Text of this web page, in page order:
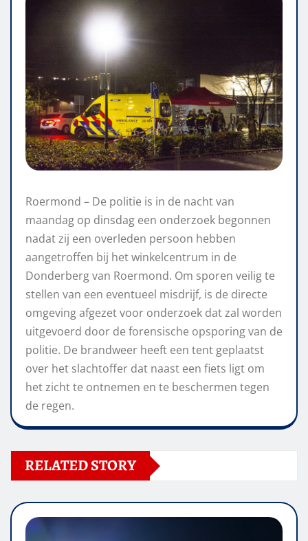
Roermond – De politie is in de nacht van
maandag op dinsdag een onderzoek begonnen
nadat zij een overleden persoon hebben
aangetroffen bij het winkelcentrum in de
Donderberg van Roermond. Om sporen veilig te
stellen van een eventueel misdrijf, is de directe
omgeving afgezet voor onderzoek dat zal worden
uitgevoerd door de forensische opsporing van de
politie. De brandweer heeft een tent geplaatst
over het slachtoffer dat naast een fiets ligt om
het zicht te ontnemen en te beschermen tegen
de regen.
RELATED STORY